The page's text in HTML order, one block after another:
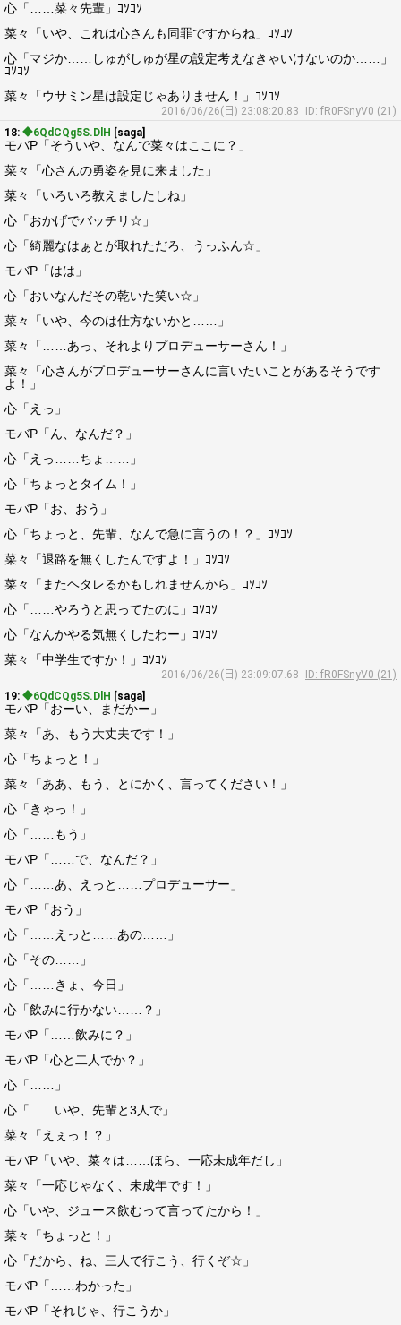
心「……菜々先輩」ｺｿｺｿ
菜々「いや、これは心さんも同罪ですからね」ｺｿｺｿ
心「マジか……しゅがしゅが星の設定考えなきゃいけないのか……」
ｺｿｺｿ
菜々「ウサミン星は設定じゃありません！」ｺｿｺｿ
2016/06/26(日) 23:08:20.83
ID: fR0FSnyV0 (21)
18: ◆6QdCQg5S.DlH [saga]
モバP「そういや、なんで菜々はここに？」
菜々「心さんの勇姿を見に来ました」
菜々「いろいろ教えましたしね」
心「おかげでバッチリ☆」
心「綺麗なはぁとが取れただろ、うっふん☆」
モバP「はは」
心「おいなんだその乾いた笑い☆」
菜々「いや、今のは仕方ないかと……」
菜々「……あっ、それよりプロデューサーさん！」
菜々「心さんがプロデューサーさんに言いたいことがあるそうです
よ！」
心「えっ」
モバP「ん、なんだ？」
心「えっ……ちょ……」
心「ちょっとタイム！」
モバP「お、おう」
心「ちょっと、先輩、なんで急に言うの！？」ｺｿｺｿ
菜々「退路を無くしたんですよ！」ｺｿｺｿ
菜々「またヘタレるかもしれませんから」ｺｿｺｿ
心「……やろうと思ってたのに」ｺｿｺｿ
心「なんかやる気無くしたわー」ｺｿｺｿ
菜々「中学生ですか！」ｺｿｺｿ
2016/06/26(日) 23:09:07.68
ID: fR0FSnyV0 (21)
19: ◆6QdCQg5S.DlH [saga]
モバP「おーい、まだかー」
菜々「あ、もう大丈夫です！」
心「ちょっと！」
菜々「ああ、もう、とにかく、言ってください！」
心「きゃっ！」
心「……もう」
モバP「……で、なんだ？」
心「……あ、えっと……プロデューサー」
モバP「おう」
心「……えっと……あの……」
心「その……」
心「……きょ、今日」
心「飲みに行かない……？」
モバP「……飲みに？」
モバP「心と二人でか？」
心「……」
心「……いや、先輩と3人で」
菜々「えぇっ！？」
モバP「いや、菜々は……ほら、一応未成年だし」
菜々「一応じゃなく、未成年です！」
心「いや、ジュース飲むって言ってたから！」
菜々「ちょっと！」
心「だから、ね、三人で行こう、行くぞ☆」
モバP「……わかった」
モバP「それじゃ、行こうか」